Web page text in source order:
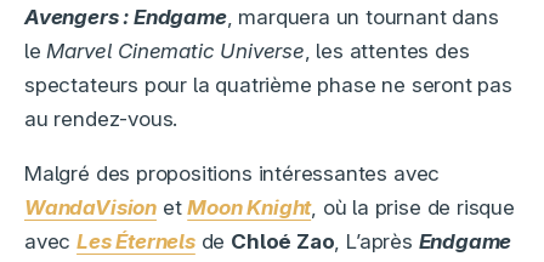
Avengers : Endgame, marquera un tournant dans
leMarvel Cinematic Universe, les attentes des
spectateurs pour la quatrième phase ne seront pas
au rendez-vous.
Malgré des propositions intéressantes avec
WandaVisionetMoon Knight, où la prise de risque
avecLes Éternelsde Chloé Zao, L’après Endgame